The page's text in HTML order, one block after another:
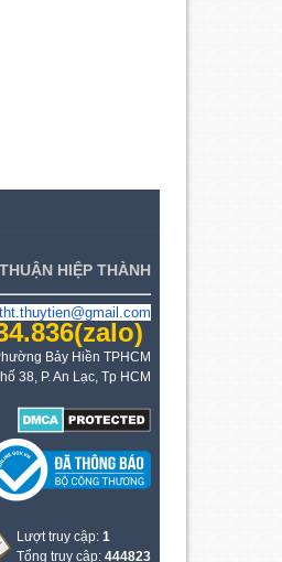
HIỆP THÀNH
tht.thuytien@gmail.com
(zalo)
Bảy Hiền TPHCM
38, P. An Lạc, Tp HCM
Lượt truy cập: 1
Tổng truy cập: 444823